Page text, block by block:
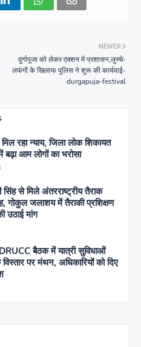
NEWER
दुर्गापूजा को लेकर एक्शन में प्रशासन,लुच्चे-
लफंगों के खिलाफ पुलिस ने शुरू की कार्यवाई-
durgapuja-festival
रहा न्याय, जिला लोक शिकायत
बढ़ा आम लोगों का भरोसा
से मिले अंतरराष्ट्रीय तैराक
गोकुल जलाशय में तैराकी प्रशिक्षण
मांग
बैठक में यात्री सुविधाओं
पर मंथन, अधिकारियों को दिए